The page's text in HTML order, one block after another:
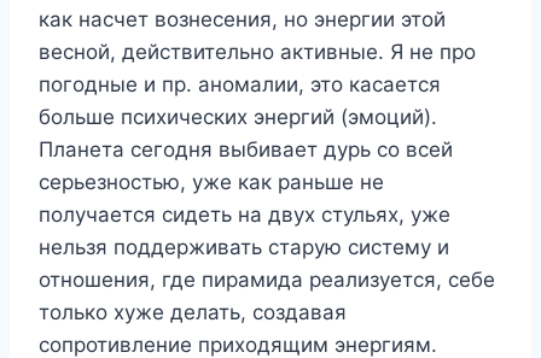
как насчет вознесения, но энергии этой
весной, действительно активные. Я не про
погодные и пр. аномалии, это касается
больше психических энергий (эмоций).
Планета сегодня выбивает дурь со всей
серьезностью, уже как раньше не
получается сидеть на двух стульях, уже
нельзя поддерживать старую систему и
отношения, где пирамида реализуется, себе
только хуже делать, создавая
сопротивление приходящим энергиям.